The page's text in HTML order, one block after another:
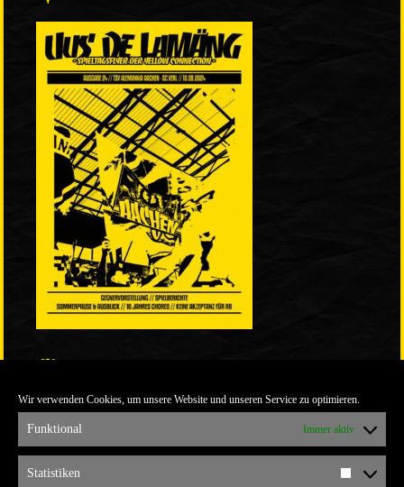
Wir verwenden Cookies, um unsere Website und unseren Service zu optimieren.
Funktional Immer aktiv
Statistiken
ULTRABLOG DER YELLOW CONNECTION
ALEMANNIA VERKAUFT MAN NICHT
ARCHIV